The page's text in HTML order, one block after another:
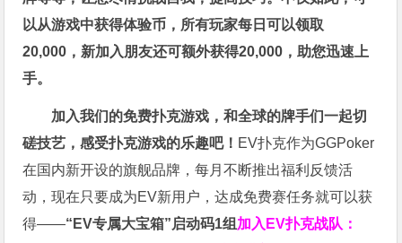
以从游戏中获得体验币，所有玩家每日可以领取
20,000，新加入朋友还可额外获得20,000，助您迅速上
手。
加入我们的免费扑克游戏，和全球的牌手们一起切
磋技艺，感受扑克游戏的乐趣吧！ EV扑克作为GGPoker
在国内新开设的旗舰品牌，每月不断推出福利反馈活
动，现在只要成为EV新用户，达成免费赛任务就可以获
得——“EV专属大宝箱”启动码1组加入EV扑克战队：